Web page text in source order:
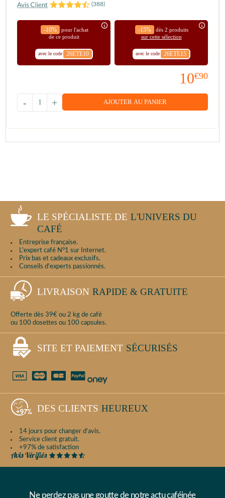
(388)
-10%
pour l'achat
de ce produit
avec le code 26ETE10
-15%
dès 2 produits
sur cette sélection
avec le code 26ETE15
10€90
+
- AJOUTER AU PANIER
LE SPÉCIALISTE DE L'UNIVERS DU
CAFÉ
Entreprise française.
L'expert café N°1 sur Internet.
Prix bas et cadeaux exclusifs.
Conseils d'experts passionnés.
LIVRAISON RAPIDE & GRATUITE
Offerte dès 39€ ou 2 kg de café
ou 100 dosettes ou 100 capsules.
SITE ET PAIEMENT SÉCURISÉS
DES CLIENTS HEUREUX
14 jours pour changer d'avis.
Service client gratuit.
+97% de satisfaction
Ne perdez pas une goutte de notre actu caféinée